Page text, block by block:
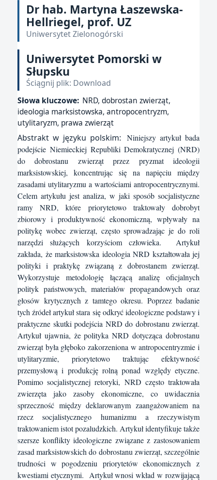
Dr hab. Martyna Łaszewska-
Hellriegel, prof. UZ
Uniwersytet Zielonogórski
Uniwersytet Pomorski w
Słupsku
Ściągnij plik: Download
Słowa kluczowe: NRD, dobrostan zwierząt,
ideologia marksistowska, antropocentryzm,
utylitaryzm, prawa zwierząt
Abstrakt w języku polskim:
Niniejszy artykuł bada
podejście Niemieckiej Republiki Demokratycznej (NRD)
do dobrostanu zwierząt przez pryzmat ideologii
marksistowskiej, koncentrując się na napięciu między
zasadami utylitaryzmu a wartościami antropocentrycznymi.
Celem artykułu jest analiza, w jaki sposób socjalistyczne
ramy NRD, które priorytetowo traktowały dobrobyt
zbiorowy i produktywność ekonomiczną, wpływały na
politykę wobec zwierząt, często sprowadzając je do roli
narzędzi służących korzyściom człowieka. Artykuł
zakłada, że marksistowska ideologia NRD kształtowała jej
polityki i praktykę związaną z dobrostanem zwierząt.
Wykorzystuje metodologię łączącą analizę oficjalnych
polityk państwowych, materiałów propagandowych oraz
głosów krytycznych z tamtego okresu. Poprzez badanie
tych źródeł artykuł stara się odkryć ideologiczne podstawy i
praktyczne skutki podejścia NRD do dobrostanu zwierząt.
Artykuł ujawnia, że polityka NRD dotycząca dobrostanu
zwierząt była głęboko zakorzeniona w antropocentryzmie i
utylitaryzmie, priorytetowo traktując efektywność
przemysłową i produkcję rolną ponad względy etyczne.
Pomimo socjalistycznej retoryki, NRD często traktowała
zwierzęta jako zasoby ekonomiczne, co uwidacznia
sprzeczność między deklarowanym zaangażowaniem na
rzecz socjalistycznego humanizmu a rzeczywistym
traktowaniem istot pozaludzkich. Artykuł identyfikuje także
szersze konflikty ideologiczne związane z zastosowaniem
zasad marksistowskich do dobrostanu zwierząt, szczególnie
trudności w pogodzeniu priorytetów ekonomicznych z
kwestiami etycznymi. Artykuł wnosi wkład w rozwijającą